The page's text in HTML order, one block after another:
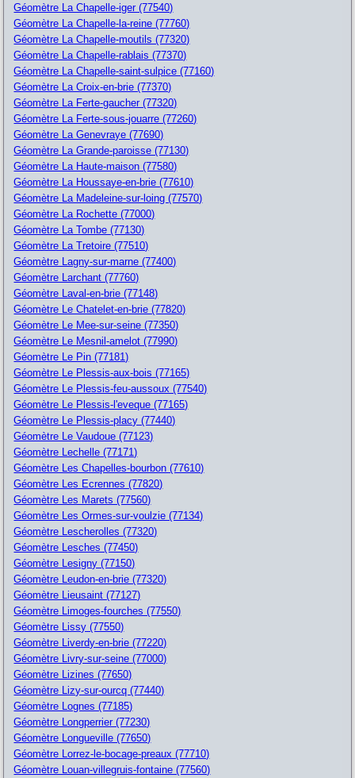
Géomètre La Chapelle-iger (77540)
Géomètre La Chapelle-la-reine (77760)
Géomètre La Chapelle-moutils (77320)
Géomètre La Chapelle-rablais (77370)
Géomètre La Chapelle-saint-sulpice (77160)
Géomètre La Croix-en-brie (77370)
Géomètre La Ferte-gaucher (77320)
Géomètre La Ferte-sous-jouarre (77260)
Géomètre La Genevraye (77690)
Géomètre La Grande-paroisse (77130)
Géomètre La Haute-maison (77580)
Géomètre La Houssaye-en-brie (77610)
Géomètre La Madeleine-sur-loing (77570)
Géomètre La Rochette (77000)
Géomètre La Tombe (77130)
Géomètre La Tretoire (77510)
Géomètre Lagny-sur-marne (77400)
Géomètre Larchant (77760)
Géomètre Laval-en-brie (77148)
Géomètre Le Chatelet-en-brie (77820)
Géomètre Le Mee-sur-seine (77350)
Géomètre Le Mesnil-amelot (77990)
Géomètre Le Pin (77181)
Géomètre Le Plessis-aux-bois (77165)
Géomètre Le Plessis-feu-aussoux (77540)
Géomètre Le Plessis-l'eveque (77165)
Géomètre Le Plessis-placy (77440)
Géomètre Le Vaudoue (77123)
Géomètre Lechelle (77171)
Géomètre Les Chapelles-bourbon (77610)
Géomètre Les Ecrennes (77820)
Géomètre Les Marets (77560)
Géomètre Les Ormes-sur-voulzie (77134)
Géomètre Lescherolles (77320)
Géomètre Lesches (77450)
Géomètre Lesigny (77150)
Géomètre Leudon-en-brie (77320)
Géomètre Lieusaint (77127)
Géomètre Limoges-fourches (77550)
Géomètre Lissy (77550)
Géomètre Liverdy-en-brie (77220)
Géomètre Livry-sur-seine (77000)
Géomètre Lizines (77650)
Géomètre Lizy-sur-ourcq (77440)
Géomètre Lognes (77185)
Géomètre Longperrier (77230)
Géomètre Longueville (77650)
Géomètre Lorrez-le-bocage-preaux (77710)
Géomètre Louan-villegruis-fontaine (77560)